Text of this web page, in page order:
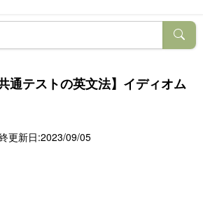
通テストの英文法】イディオム
更新日:2023/09/05